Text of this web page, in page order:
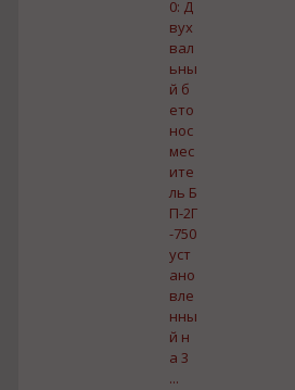
0: Д
вух
вал
ьны
й б
ето
нос
мес
ите
ль Б
П-2Г
-750
уст
ано
вле
нны
й н
а 3
...